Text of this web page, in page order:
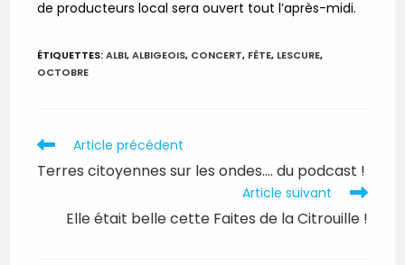
de producteurs local sera ouvert tout l’après-midi.
ÉTIQUETTES:ALBI, ALBIGEOIS, CONCERT, FÊTE, LESCURE,
OCTOBRE
Read
articles
Article précédent
Terres citoyennes sur les ondes…. du podcast !
Article suivant
Elle était belle cette Faites de la Citrouille !